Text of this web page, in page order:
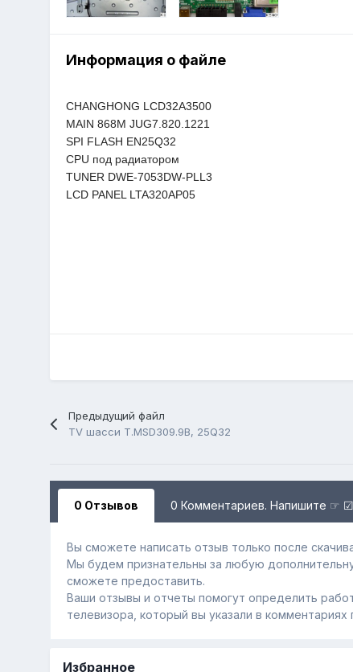
Информация о файле
CHANGHONG LCD32A3500
MAIN 868M JUG7.820.1221
SPI FLASH EN25Q32
CPU под радиатором
TUNER DWE-7053DW-PLL3
LCD PANEL LTA320AP05
Предыдущий файл
TV шасси T.MSD309.9B, 25Q32
0 Отзывов 0 Комментариев. Напишите ☞
Вы сможете написать отзыв только после
Мы будем признательны за любую
сможете предоставить.
Ваши отзывы и отчеты помогут определить
телевизора, который вы указали в
Избранное